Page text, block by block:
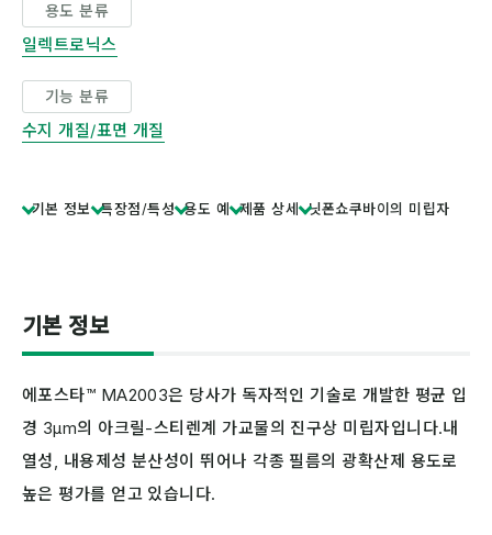
용도 분류
일렉트로닉스
기능 분류
수지 개질/표면 개질
기본 정보 특장점/특성 용도 예 제품 상세 닛폰쇼쿠바이의 미립자
기본 정보
에포스타™ MA2003은 당사가 독자적인 기술로 개발한 평균 입
경 3μm의 아크릴-스티렌계 가교물의 진구상 미립자입니다.내
열성, 내용제성 분산성이 뛰어나 각종 필름의 광확산제 용도로
높은 평가를 얻고 있습니다.